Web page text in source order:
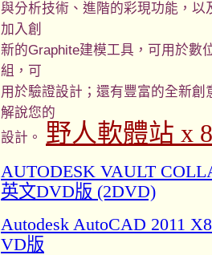
與分析技術、進階的彩現功能，以
加入創
新的Graphite建模工具，可用於數
組，可
用於驗證設計；還有豐富的全新
解說您的
設計。
野人軟體站 x
AUTODESK VAULT
英文DVD版 (2DVD)
Autodesk AutoCAD 2011
VD版